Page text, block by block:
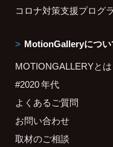
コロナ対策支援プログ
MotionGalleryについ
MOTIONGALLERYとは
#2020 年代
よくあるご質問
お問い合わせ
取材のご相談